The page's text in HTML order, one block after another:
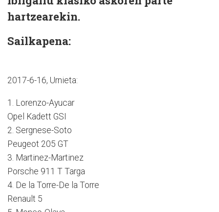
hartzearekin.
Sailkapena:
2017-6-16, Urnieta:
1. Lorenzo-Ayucar
Opel Kadett GSI
2. Sergnese-Soto
Peugeot 205 GT
3. Martinez-Martinez
Porsche 911 T Targa
4. De la Torre-De la Torre
Renault 5